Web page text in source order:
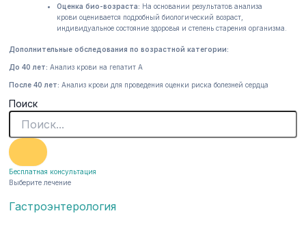
Оценка био-возраста: На основании результатов анализа
крови оценивается подробный биологический возраст,
индивидуальное состояние здоровья и степень старения организма.
Дополнительные обследования по возрастной категории:
До 40 лет: Анализ крови на гепатит А
После 40 лет: Анализ крови для проведения оценки риска болезней сердца
Поиск
Бесплатная консультация
Выберите лечение
Гастроэнтерология